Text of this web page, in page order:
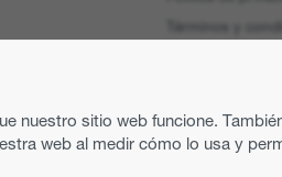
nuestro sitio web funcione.
web al medir cómo lo usa y
Términos y
EU Data Access